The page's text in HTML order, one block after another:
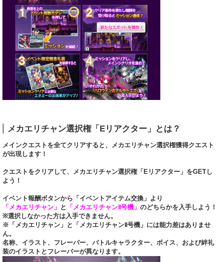
メカエリチャン選択権「Eリアクター」とは？
メインクエストを全てクリアすると、メカエリチャン選択権獲得クエスト
が出現します！
クエストをクリアして、メカエリチャン選択権「Eリアクター」をGETし
よう！
イベント報酬ボタンから「イベントアイテム交換」より
「メカエリチャン」 と 「メカエリチャンⅡ号機」 のどちらかを入手しよう！
※選択しなかった方は入手できません。
※「メカエリチャン」と「メカエリチャンⅡ号機」には能力差はありませ
ん。
名称、イラスト、フレーバー、バトルキャラクター、ボイス、および絆礼
装のイラストとフレーバーが異なります。